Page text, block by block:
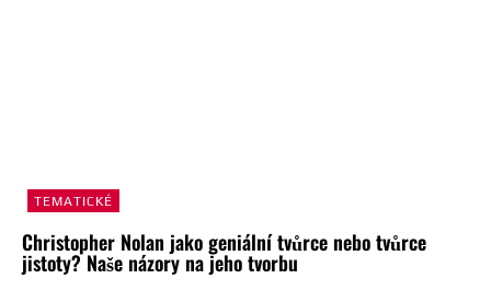
TEMATICKÉ
Christopher Nolan jako geniální tvůrce nebo tvůrce
jistoty? Naše názory na jeho tvorbu